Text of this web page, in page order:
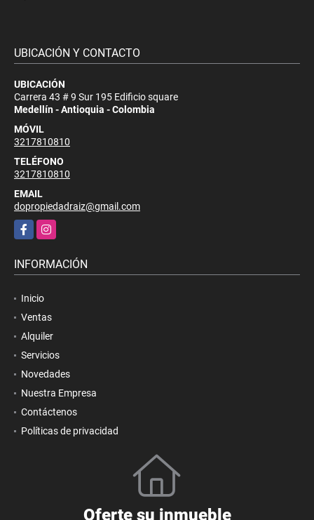
UBICACIÓN Y CONTACTO
UBICACIÓN
Carrera 43 # 9 Sur 195 Edificio square
Medellín - Antioquia - Colombia
MÓVIL
3217810810
TELÉFONO
3217810810
EMAIL
dopropiedadraiz@gmail.com
FacebookInstagram
INFORMACIÓN
Inicio
Ventas
Alquiler
Servicios
Novedades
Nuestra Empresa
Contáctenos
Políticas de privacidad
Oferte su inmueble